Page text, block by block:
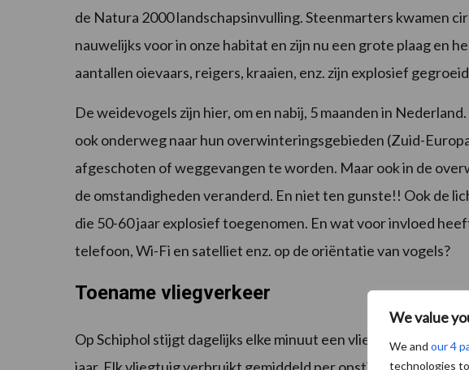
We value
We and our 4
technologies
de Natura 2000 landschapsinvulling. Steenmarters kwamen
nauwelijks voor in onze habitat en zijn nu een grote plaag en
aantallen oievaars, reigers, kraaien, enz. zijn explosief
De weidevogels zijn hier, om en nabij, 5 maanden in
ook onderweg naar hun overwinteringsgebieden (Zuid-
afgeschoten of weggevangen te worden. Maar ook in de
de omstandigheden veranderd. En niet ten gunste!! Ook de
die 50-60 jaar explosief toegenomen. En wat voor invloed
telefoon, Wi-Fi en satelliet enz. op de oriëntatie van vogels?
Toename vliegverkeer
Op Schiphol stijgt dagelijks elke minuut een vliegtuig op, het